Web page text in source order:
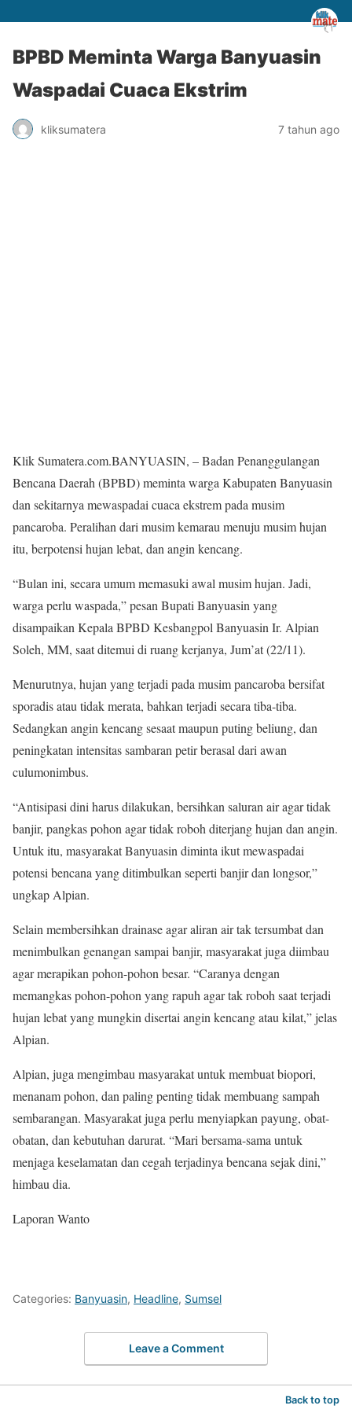
BPBD Meminta Warga Banyuasin
Waspadai Cuaca Ekstrim
kliksumatera 7 tahun ago
Klik Sumatera.com.BANYUASIN, – Badan Penanggulangan
Bencana Daerah (BPBD) meminta warga Kabupaten Banyuasin
dan sekitarnya mewaspadai cuaca ekstrem pada musim
pancaroba. Peralihan dari musim kemarau menuju musim hujan
itu, berpotensi hujan lebat, dan angin kencang.
“Bulan ini, secara umum memasuki awal musim hujan. Jadi,
warga perlu waspada,” pesan Bupati Banyuasin yang
disampaikan Kepala BPBD Kesbangpol Banyuasin Ir. Alpian
Soleh, MM, saat ditemui di ruang kerjanya, Jum’at (22/11).
Menurutnya, hujan yang terjadi pada musim pancaroba bersifat
sporadis atau tidak merata, bahkan terjadi secara tiba-tiba.
Sedangkan angin kencang sesaat maupun puting beliung, dan
peningkatan intensitas sambaran petir berasal dari awan
culumonimbus.
“Antisipasi dini harus dilakukan, bersihkan saluran air agar tidak
banjir, pangkas pohon agar tidak roboh diterjang hujan dan angin.
Untuk itu, masyarakat Banyuasin diminta ikut mewaspadai
potensi bencana yang ditimbulkan seperti banjir dan longsor,”
ungkap Alpian.
Selain membersihkan drainase agar aliran air tak tersumbat dan
menimbulkan genangan sampai banjir, masyarakat juga diimbau
agar merapikan pohon-pohon besar. “Caranya dengan
memangkas pohon-pohon yang rapuh agar tak roboh saat terjadi
hujan lebat yang mungkin disertai angin kencang atau kilat,” jelas
Alpian.
Alpian, juga mengimbau masyarakat untuk membuat biopori,
menanam pohon, dan paling penting tidak membuang sampah
sembarangan. Masyarakat juga perlu menyiapkan payung, obat-
obatan, dan kebutuhan darurat. “Mari bersama-sama untuk
menjaga keselamatan dan cegah terjadinya bencana sejak dini,”
himbau dia.
Laporan Wanto
Categories: Banyuasin, Headline, Sumsel
Leave a Comment
Back to top